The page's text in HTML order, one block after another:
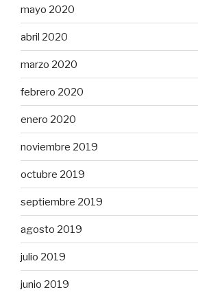
mayo 2020
abril 2020
marzo 2020
febrero 2020
enero 2020
noviembre 2019
octubre 2019
septiembre 2019
agosto 2019
julio 2019
junio 2019